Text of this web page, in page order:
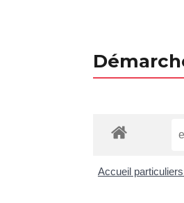
Accueil particuliers